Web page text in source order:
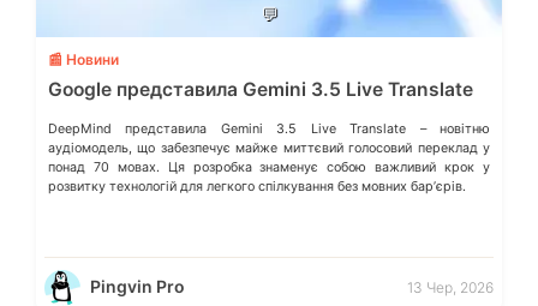
💬
📰 Новини
Google представила Gemini 3.5 Live Translate
DeepMind представила Gemini 3.5 Live Translate – новітню
аудіомодель, що забезпечує майже миттєвий голосовий переклад у
понад 70 мовах. Ця розробка знаменує собою важливий крок у
розвитку технологій для легкого спілкування без мовних барʼєрів.
Pingvin Pro 13 Чер, 2026